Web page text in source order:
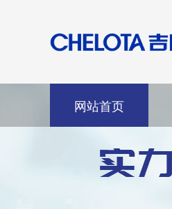
网站首页